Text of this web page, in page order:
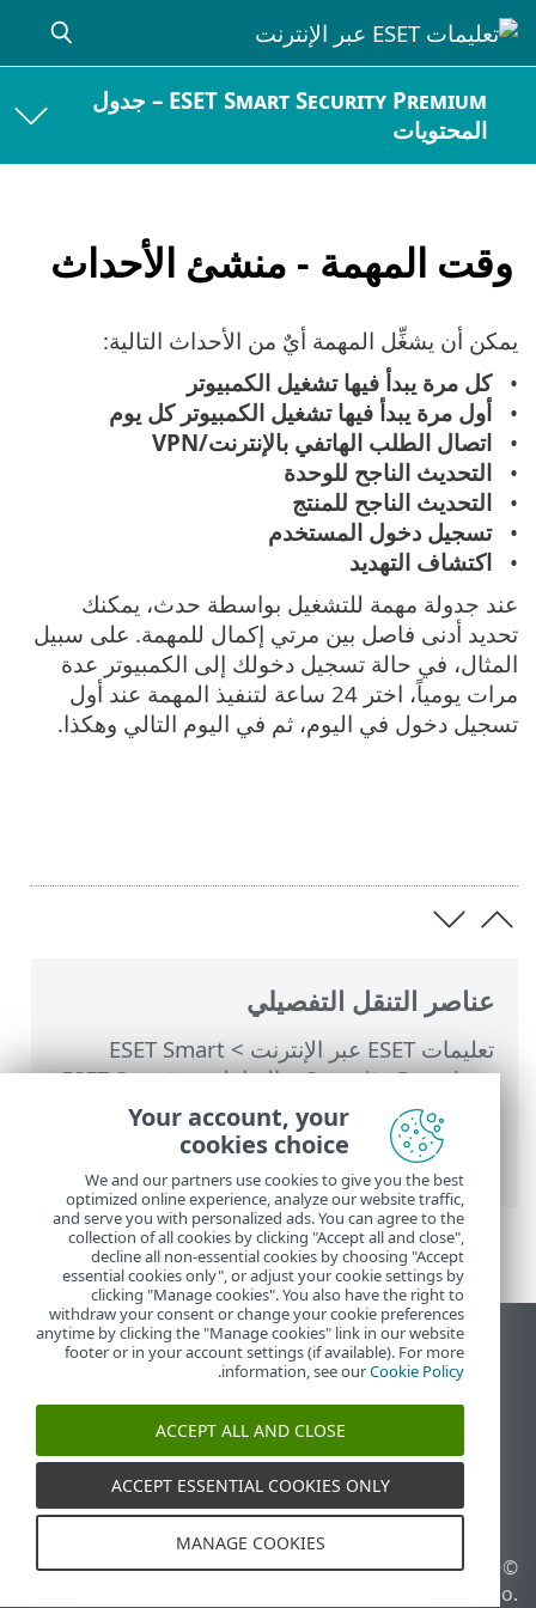
ESET Smart Security Premium – جدول
المحتويات
وقت المهمة - منشئ الأحداث
عناصر التنقل التفصيلي
تعليمات ESET عبر الإنترنت >
ESET Smart
Security Premium
>
التعامل مع ESET Smart
Security Premium
>الأدوات> المجدول
نوافذ الحوار - الجدولة > وقت المهمة - منشئ
الأحداث
يمكن أن يشغِّل المهمة أيٌ من الأحداث التالية:
كل مرة يبدأ فيها تشغيل الكمبيوتر
أول مرة يبدأ فيها تشغيل الكمبيوتر كل يوم
اتصال الطلب الهاتفي بالإنترنت/VPN
التحديث الناجح للوحدة
التحديث الناجح للمنتج
تسجيل دخول المستخدم
اكتشاف التهديد
عند جدولة مهمة للتشغيل بواسطة حدث، يمكنك
تحديد أدنى فاصل بين مرتي إكمال للمهمة. على سبيل
المثال، في حالة تسجيل دخولك إلى الكمبيوتر عدة
مرات يومياً، اختر 24 ساعة لتنفيذ المهمة عند أول
تسجيل دخول في اليوم، ثم في اليوم التالي وهكذا.
عرض موقع سطح المكتب
End of Life
قاعدة معارف ESET
ESET Status Portal
الدعم الإقليمي
© 1992 - 2025 ESET, spol. s
r.o.‎ - جميع الحقوق محفوظة.
إدارة ملفات تعريف الارتباط
Your account, your
cookies choice
We and our partners use cookies to give you the best
optimized online experience, analyze our website traffic,
and serve you with personalized ads. You can agree to the
collection of all cookies by clicking "Accept all and close",
decline all non-essential cookies by choosing "Accept
essential cookies only", or adjust your cookie settings by
clicking "Manage cookies". You also have the right to
withdraw your consent or change your cookie preferences
anytime by clicking the "Manage cookies" link in our website
footer or in your account settings (if available). For more
information, see ourCookie Policy
.
ACCEPT ALL AND CLOSE
ACCEPT ESSENTIAL COOKIES ONLY
MANAGE COOKIES